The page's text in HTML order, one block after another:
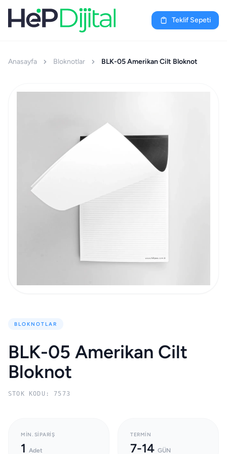
Teklif Sepeti
Anasayfa Bloknotlar BLK-05 Amerikan Cilt Bloknot
BLOKNOTLAR
BLK-05 Amerikan Cilt
Bloknot
STOK KODU: 7573
MIN. SIPARIŞ
1 Adet
TERMIN
7-14 GÜN